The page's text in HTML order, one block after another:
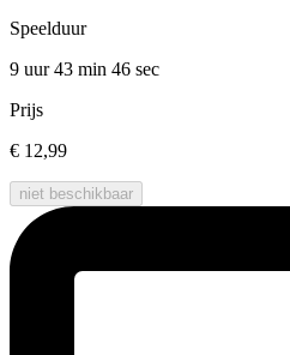
Speelduur
9 uur 43 min 46 sec
Prijs
€ 12,99
niet beschikbaar